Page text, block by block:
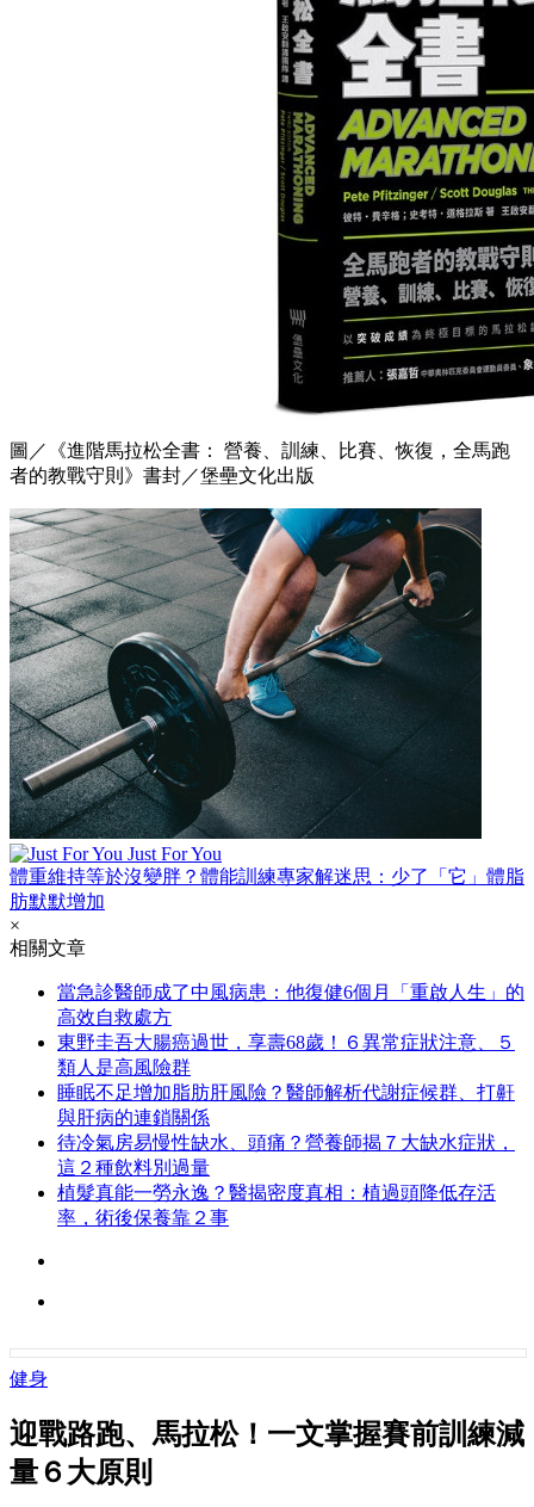
圖／《進階馬拉松全書： 營養、訓練、比賽、恢復，全馬跑
者的教戰守則》書封／堡壘文化出版
Just For You
體重維持等於沒變胖？體能訓練專家解迷思：少了「它」體脂
肪默默增加
×
相關文章
當急診醫師成了中風病患：他復健6個月「重啟人生」的
高效自救處方
東野圭吾大腸癌過世，享壽68歲！６異常症狀注意、５
類人是高風險群
睡眠不足增加脂肪肝風險？醫師解析代謝症候群、打鼾
與肝病的連鎖關係
待冷氣房易慢性缺水、頭痛？營養師揭７大缺水症狀，
這２種飲料別過量
植髮真能一勞永逸？醫揭密度真相：植過頭降低存活
率，術後保養靠２事
健身
迎戰路跑、馬拉松！一文掌握賽前訓練減
量６大原則